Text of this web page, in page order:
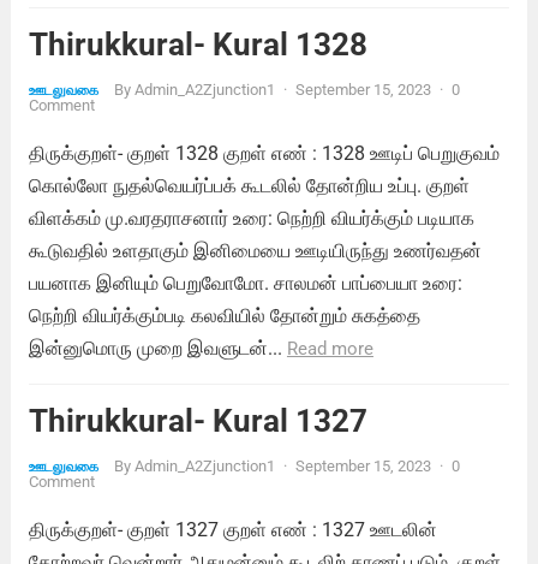
Thirukkural- Kural 1328
ஊடலுவகை By Admin_A2Zjunction1 · September 15, 2023 · 0
Comment
திருக்குறள்- குறள் 1328 குறள் எண் : 1328 ஊடிப் பெறுகுவம்
கொல்லோ நுதல்வெயர்ப்பக் கூடலில் தோன்றிய உப்பு. குறள்
விளக்கம் மு.வரதராசனார் உரை: நெற்றி வியர்க்கும் படியாக
கூடுவதில் உளதாகும் இனிமையை ஊடியிருந்து உணர்வதன்
பயனாக இனியும் பெறுவோமோ. சாலமன் பாப்பையா உரை:
நெற்றி வியர்க்கும்படி கலவியில் தோன்றும் சுகத்தை
இன்னுமொரு முறை இவளுடன்... Read more
Thirukkural- Kural 1327
ஊடலுவகை By Admin_A2Zjunction1 · September 15, 2023 · 0
Comment
திருக்குறள்- குறள் 1327 குறள் எண் : 1327 ஊடலின்